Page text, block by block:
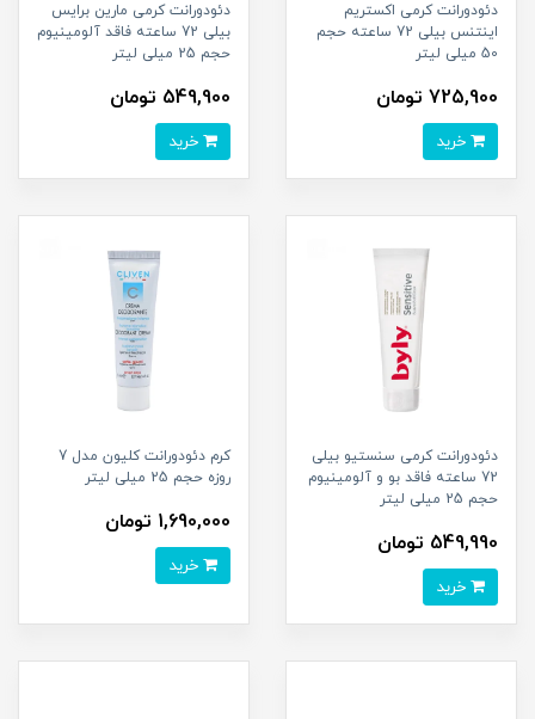
دئودورانت کرمی اکستریم
اینتنس بیلی 72 ساعته حجم
50 میلی لیتر
725,900 تومان
دئودورانت کرمی مارین برایس
بیلی 72 ساعته فاقد آلومینیوم
حجم 25 میلی لیتر
549,900 تومان
دئودورانت کرمی سنستیو بیلی
72 ساعته فاقد بو و آلومینیوم
حجم 25 میلی لیتر
549,990 تومان
کرم دئودورانت کلیون مدل 7
روزه حجم 25 میلی لیتر
1,690,000 تومان